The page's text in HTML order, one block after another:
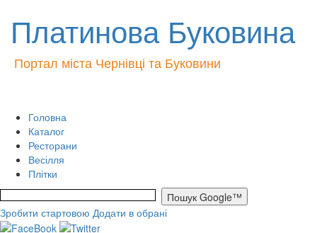
Платинова Буковина
Портал міста Чернівці та Буковини
Головна
Каталог
Ресторани
Весілля
Плітки
Зробити стартовою Додати в обрані